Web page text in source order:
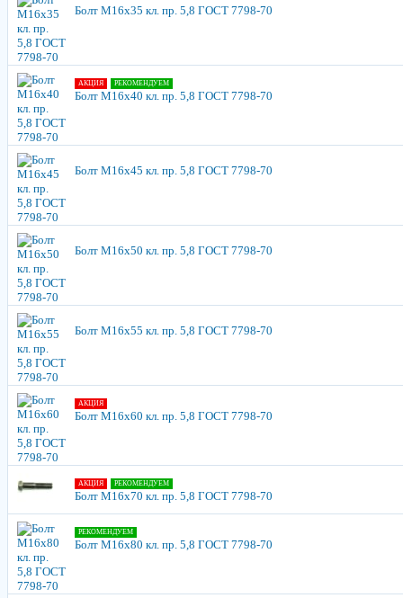
Болт М16х35 кл. пр. 5,8 ГОСТ 7798-70
АКЦИЯ РЕКОМЕНДУЕМ
Болт М16х40 кл. пр. 5,8 ГОСТ 7798-70
Болт М16х45 кл. пр. 5,8 ГОСТ 7798-70
Болт М16х50 кл. пр. 5,8 ГОСТ 7798-70
Болт М16х55 кл. пр. 5,8 ГОСТ 7798-70
АКЦИЯ
Болт М16х60 кл. пр. 5,8 ГОСТ 7798-70
АКЦИЯ РЕКОМЕНДУЕМ
Болт М16х70 кл. пр. 5,8 ГОСТ 7798-70
РЕКОМЕНДУЕМ
Болт М16х80 кл. пр. 5,8 ГОСТ 7798-70